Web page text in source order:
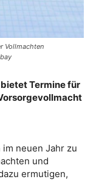
Vollmachten
Termine für
neuen Jahr zu
und
ermutigen,